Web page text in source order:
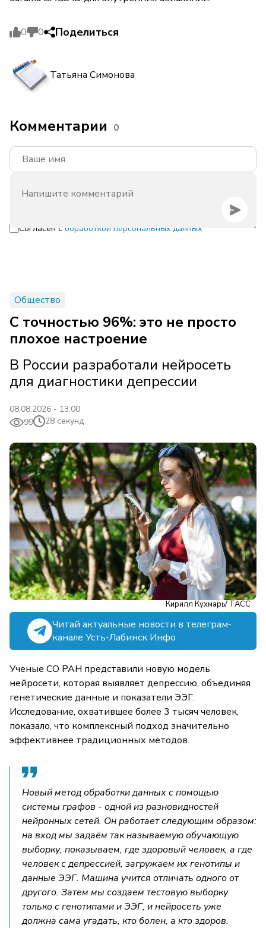
0 0 Поделиться
Татьяна Симонова
Комментарии 0
Согласен с обработкой персональных данных
Общество
С точностью 96%: это не просто
плохое настроение
В России разработали нейросеть
для диагностики депрессии
08.08.2026 - 13:00
99
28 секунд
Кирилл Кухмарь/ ТАСС
Читай актуальные новости в телеграм-
канале Усть-Лабинск Инфо
Ученые СО РАН представили новую модель
нейросети, которая выявляет депрессию, объединяя
генетические данные и показатели ЭЭГ.
Исследование, охватившее более 3 тысяч человек,
показало, что комплексный подход значительно
эффективнее традиционных методов.
Новый метод обработки данных с помощью
системы графов - одной из разновидностей
нейронных сетей. Он работает следующим образом:
на вход мы задаём так называемую обучающую
выборку, показываем, где здоровый человек, а где
человек с депрессией, загружаем их генотипы и
данные ЭЭГ. Машина учится отличать одного от
другого. Затем мы создаем тестовую выборку
только с генотипами и ЭЭГ, и нейросеть уже
должна сама угадать, кто болен, а кто здоров.